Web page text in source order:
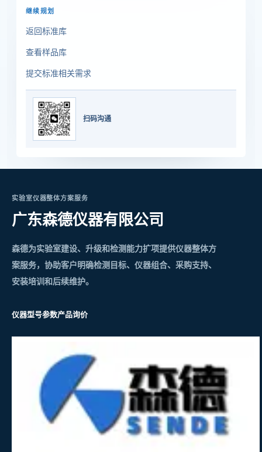
继续规划
返回标准库
查看样品库
提交标准相关需求
扫码沟通
实验室仪器整体方案服务
广东森德仪器有限公司
森德为实验室建设、升级和检测能力扩项提供仪器整体方
案服务，协助客户明确检测目标、仪器组合、采购支持、
安装培训和后续维护。
仪器型号参数产品询价